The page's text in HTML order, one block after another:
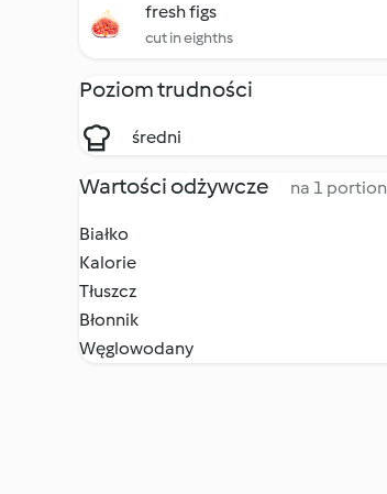
fresh figs
cut in eighths
Poziom trudności
średni
Wartości odżywcze na 1 portion
Białko
Kalorie
Tłuszcz
Błonnik
Węglowodany